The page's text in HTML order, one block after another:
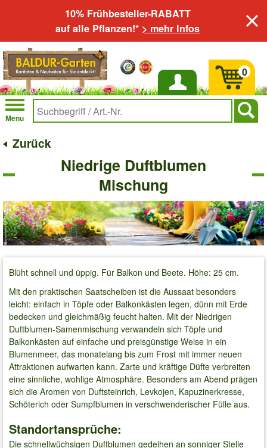
10% Frühbesteller-RABATT
auf alle Pflanzen!* > mehr Infos
Anmelden
Menu
0
Zurück
Niedrige Duftblumen
Mischung
Blüht schnell und üppig. Für Balkon und Beete. Höhe: 25 cm.
Mit den praktischen Saatscheiben ist die Aussaat besonders
leicht: einfach in Töpfe oder Balkonkästen legen, dünn mit Erde
bedecken und gleichmäßig feucht halten. Mit der Niedrigen
Duftblumen-Samenmischung verwandeln sich Töpfe und
Balkonkästen auf einfache und preisgünstige Weise in ein
Blumenmeer, das monatelang bis zum Frost mit immer neuen
Attraktionen aufwarten kann. Zarte und kräftige Düfte verbreiten
eine sinnliche, wohlige Atmosphäre. Besonders am Abend prägen
sich die Aromen von Duftsteinrich, Levkojen, Kapuzinerkresse,
Schöterich oder Sumpfblumen in verschwenderischer Fülle aus.
Standortansprüche:
Die schnellwüchsigen Duftblumen gedeihen an sonniger Stelle